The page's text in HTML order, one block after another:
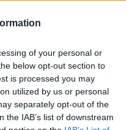
of your personal or
below opt-out section to
is processed you may
utilized by us or personal
separately opt-out of the
IAB’s list of downstream